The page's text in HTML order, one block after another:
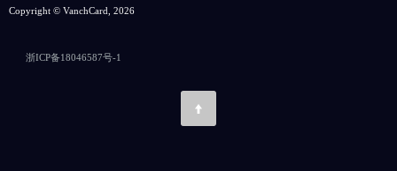
Copyright © VanchCard, 2026
浙ICP备18046587号-1